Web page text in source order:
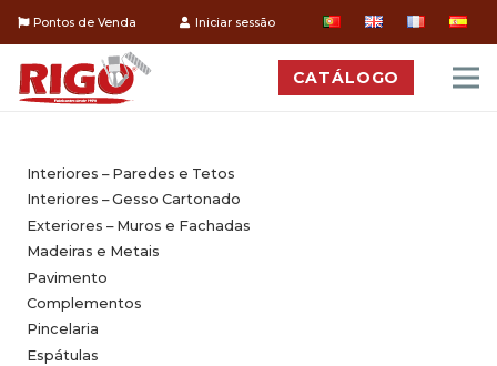
Pontos de Venda Iniciar sessão
CATÁLOGO
Interiores – Paredes e Tetos
Interiores – Gesso Cartonado
Exteriores – Muros e Fachadas
Madeiras e Metais
Pavimento
Complementos
Pincelaria
Espátulas